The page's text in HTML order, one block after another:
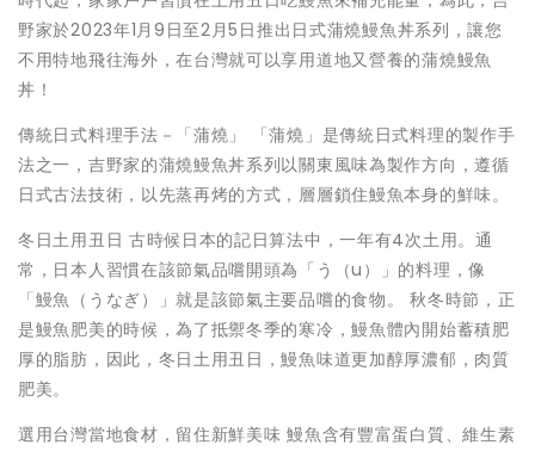
野家於2023年1月9日至2月5日推出日式蒲燒鰻魚丼系列，讓您
不用特地飛往海外，在台灣就可以享用道地又營養的蒲燒鰻魚
丼！
傳統日式料理手法－「蒲燒」 「蒲燒」是傳統日式料理的製作手
法之一，吉野家的蒲燒鰻魚丼系列以關東風味為製作方向，遵循
日式古法技術，以先蒸再烤的方式，層層鎖住鰻魚本身的鮮味。
冬日土用丑日 古時候日本的記日算法中，一年有4次土用。通
常，日本人習慣在該節氣品嚐開頭為「う（u）」的料理，像
「鰻魚（うなぎ）」就是該節氣主要品嚐的食物。 秋冬時節，正
是鰻魚肥美的時候，為了抵禦冬季的寒冷，鰻魚體內開始蓄積肥
厚的脂肪，因此，冬日土用丑日，鰻魚味道更加醇厚濃郁，肉質
肥美。
選用台灣當地食材，留住新鮮美味 鰻魚含有豐富蛋白質、維生素